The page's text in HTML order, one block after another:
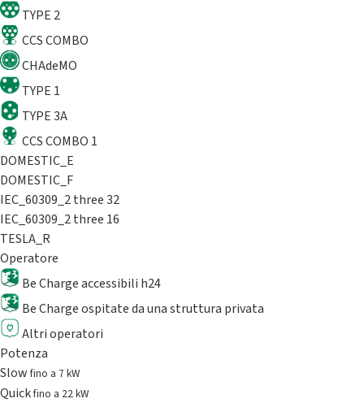
TYPE 2
CCS COMBO
CHAdeMO
TYPE 1
TYPE 3A
CCS COMBO 1
DOMESTIC_E
DOMESTIC_F
IEC_60309_2 three 32
IEC_60309_2 three 16
TESLA_R
Operatore
Be Charge accessibili h24
Be Charge ospitate da una struttura privata
Altri operatori
Potenza
Slowfino a 7 kW
Quickfino a 22 kW